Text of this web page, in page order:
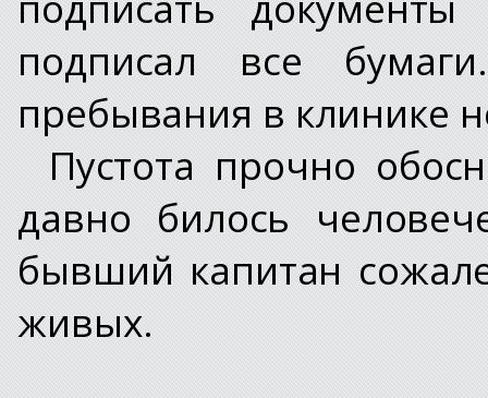
подписал все
пребывания в клинике
Пустота прочно
давно билось
бывший капитан
живых.